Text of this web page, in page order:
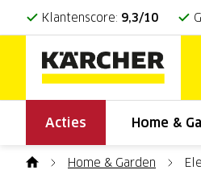
Klantenscore: 9,3/10
Acties Home &
Home & Garden